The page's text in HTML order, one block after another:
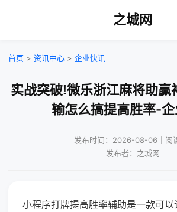
之城网
首页 > 资讯中心 > 企业快讯
实战突破!微乐浙江麻将助赢
输怎么搞提高胜率-
发布时间：2026-08-06｜阅
发布者：之城网
小程序打牌提高胜率辅助是一款可